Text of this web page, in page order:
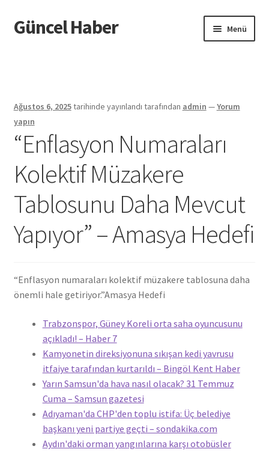
Dolaşıma
geç
İçeriğe
geç
Güncel Haber Menü
Ağustos 6, 2025tarihinde yayınlandı tarafından admin —Yorum
yapın
“Enflasyon Numaraları
Kolektif Müzakere
Tablosunu Daha Mevcut
Yapıyor” – Amasya Hedefi
“Enflasyon numaraları kolektif müzakere tablosuna daha
önemli hale getiriyor.”Amasya Hedefi
Trabzonspor, Güney Koreli orta saha oyuncusunu
açıkladı! – Haber 7
Kamyonetin direksiyonuna sıkışan kedi yavrusu
itfaiye tarafından kurtarıldı – Bingöl Kent Haber
Yarın Samsun'da hava nasıl olacak? 31 Temmuz
Cuma – Samsun gazetesi
Adıyaman'da CHP'den toplu istifa: Üç belediye
başkanı yeni partiye geçti – sondakika.com
Aydın'daki orman yangınlarına karşı otobüsler